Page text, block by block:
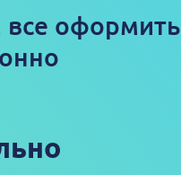
оформить